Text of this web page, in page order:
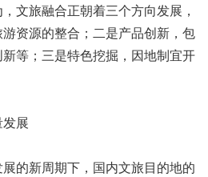
文旅融合正朝着三个方向发展，
资源的整合；二是产品创新，包
等；三是特色挖掘，因地制宜开
展
新周期下，国内文旅目的地的